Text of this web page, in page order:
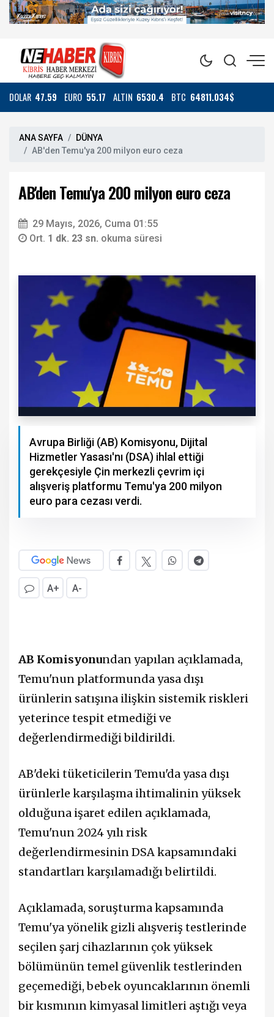
DOLAR 47.59 EURO 55.17 ALTIN 6530.4 BTC 64811.034$
ANA SAYFA
DÜNYA
AB'den Temu'ya 200 milyon euro ceza
AB'den Temu'ya 200 milyon euro ceza
29 Mayıs, 2026, Cuma 01:55
Ort. 1 dk. 23 sn. okuma süresi
Avrupa Birliği (AB) Komisyonu, Dijital
Hizmetler Yasası'nı (DSA) ihlal ettiği
gerekçesiyle Çin merkezli çevrim içi
alışveriş platformu Temu'ya 200 milyon
euro para cezası verdi.
A+ A-
AB Komisyonundan yapılan açıklamada,
Temu'nun platformunda yasa dışı
ürünlerin satışına ilişkin sistemik riskleri
yeterince tespit etmediği ve
değerlendirmediği bildirildi.
AB'deki tüketicilerin Temu'da yasa dışı
ürünlerle karşılaşma ihtimalinin yüksek
olduğuna işaret edilen açıklamada,
Temu'nun 2024 yılı risk
değerlendirmesinin DSA kapsamındaki
standartları karşılamadığı belirtildi.
Açıklamada, soruşturma kapsamında
Temu'ya yönelik gizli alışveriş testlerinde
seçilen şarj cihazlarının çok yüksek
bölümünün temel güvenlik testlerinden
geçemediği, bebek oyuncaklarının önemli
bir kısmının kimyasal limitleri aştığı veya